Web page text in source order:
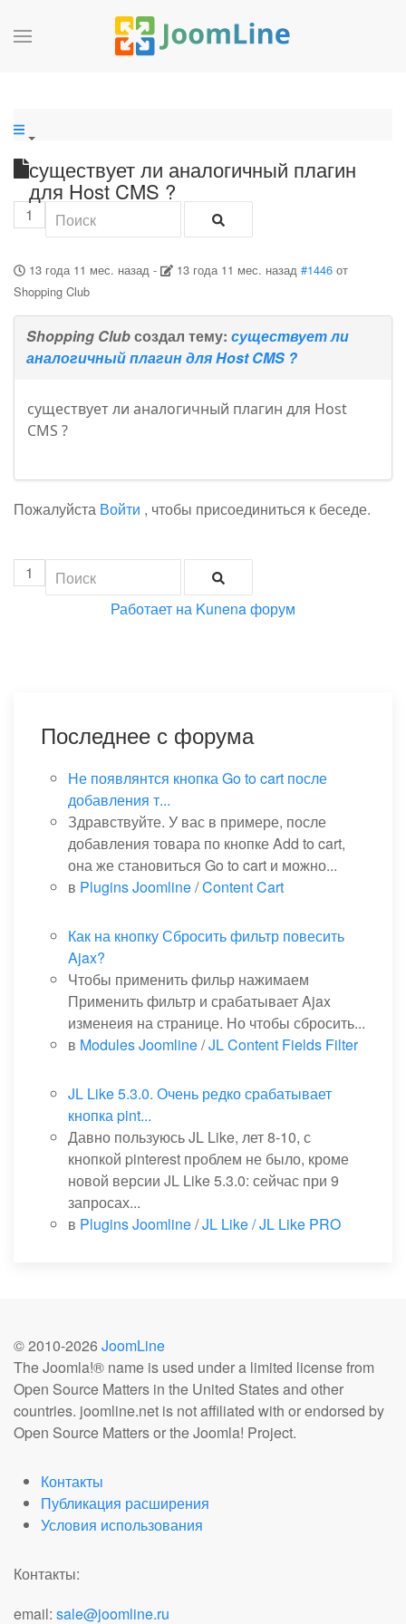
существует ли аналогичный плагин
для Host CMS ?
1
13 года 11 мес. назад- 13 года 11 мес. назад #1446 от
Shopping Club
Shopping Clubсоздал тему: существует ли
аналогичный плагин для Host CMS ?
существует ли аналогичный плагин для Host
CMS ?
Пожалуйста Войти , чтобы присоединиться к беседе.
1
Работает на Kunena форум
Последнее с форума
Не появлянтся кнопка Go to cart после
добавления т...
Здравствуйте. У вас в примере, после
добавления товара по кнопке Add to cart,
она же становиться Go to cart и можно...
в Plugins Joomline/Content Cart
Как на кнопку Сбросить фильтр повесить
Ajax?
Чтобы применить фильр нажимаем
Применить фильтр и срабатывает Ajax
изменеия на странице. Но чтобы сбросить...
в Modules Joomline/JL Content Fields Filter
JL Like 5.3.0. Очень редко срабатывает
кнопка pint...
Давно пользуюсь JL Like, лет 8-10, с
кнопкой pinterest проблем не было, кроме
новой версии JL Like 5.3.0: сейчас при 9
запросах...
в Plugins Joomline/JL Like / JL Like PRO
© 2010-2026 JoomLine
The Joomla!® name is used under a limited license from
Open Source Matters in the United States and other
countries. joomline.net is not affiliated with or endorsed by
Open Source Matters or the Joomla! Project.
Контакты
Публикация расширения
Условия использования
Контакты:
email: sale@joomline.ru